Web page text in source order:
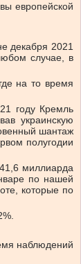
европейской
декабря 2021
случае, в
на то время
году Кремль
украинскую
шантаж
полугодии
миллиарда
по нашей
которые по
наблюдений